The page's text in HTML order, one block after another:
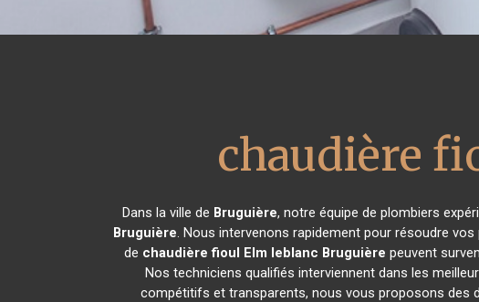
chaudière
Dans la ville de Bruguière, notre équipe de plombiers
Bruguière. Nous intervenons rapidement pour résoudre
de chaudière fioul Elm leblanc Bruguière peuvent
Nos techniciens qualifiés interviennent dans les
compétitifs et transparents, nous vous proposons des